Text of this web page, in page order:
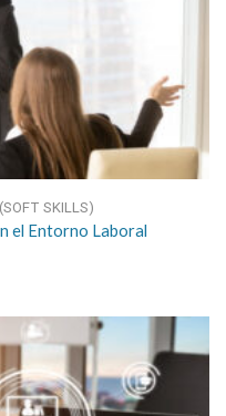
SKILLS)
el Entorno Laboral